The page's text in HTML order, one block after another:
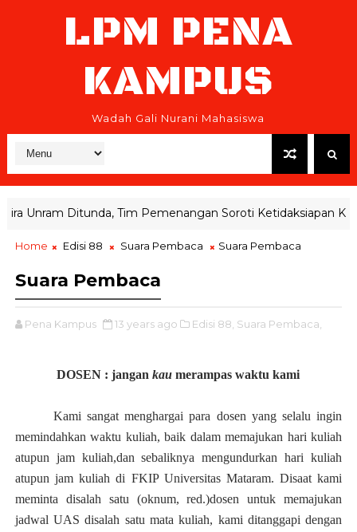
LPM PENA
KAMPUS
Wadah Gali Nurani Mahasiswa
Ditunda, Tim Pemenangan Soroti Ketidaksiapan KPRM
Home Edisi 88 Suara Pembaca Suara Pembaca
Suara Pembaca
Pena Kampus 13 years ago Edisi 88, Suara Pembaca,
DOSEN : jangankaumerampas waktu kami
Kami sangat menghargai para dosen yang selalu ingin
memindahkan waktu kuliah, baik dalam memajukan hari kuliah
atupun jam kuliah,dan sebaliknya mengundurkan hari kuliah
atupun jam kuliah di FKIP Universitas Mataram. Disaat kami
meminta disalah satu (oknum, red.)dosen untuk memajukan
jadwal UAS disalah satu mata kuliah, kami ditanggapi dengan